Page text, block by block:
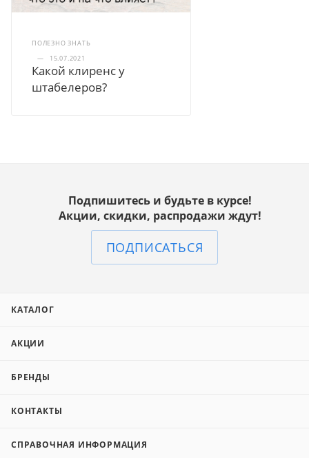
ПОЛЕЗНО ЗНАТЬ
—
15.07.2021
Какой клиренс у
штабелеров?
Подпишитесь и будьте в курсе!
Акции, скидки, распродажи ждут!
ПОДПИСАТЬСЯ
КАТАЛОГ
АКЦИИ
БРЕНДЫ
КОНТАКТЫ
СПРАВОЧНАЯ ИНФОРМАЦИЯ